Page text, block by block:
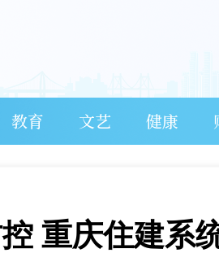
教育 文艺 健康
重庆住建系